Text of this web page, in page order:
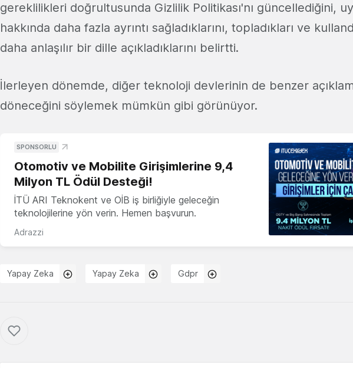
gereklilikleri doğrultusunda Gizlilik Politikası'nı güncellediğini,
hakkında daha fazla ayrıntı sağladıklarını, topladıkları ve
daha anlaşılır bir dille açıkladıklarını belirtti.
İlerleyen dönemde, diğer teknoloji devlerinin de benzer
döneceğini söylemek mümkün gibi görünüyor.
SPONSORLU
Otomotiv ve Mobilite Girişimlerine 9,4
Milyon TL Ödül Desteği!
İTÜ ARI Teknokent ve OİB iş birliğiyle geleceğin
teknolojilerine yön verin. Hemen başvurun.
Adrazzi
Yapay Zeka Yapay Zeka Gdpr